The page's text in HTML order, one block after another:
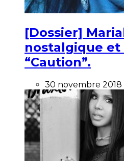
[Dossier]
nostalgique et
“Caution”.
30 novembre 2018